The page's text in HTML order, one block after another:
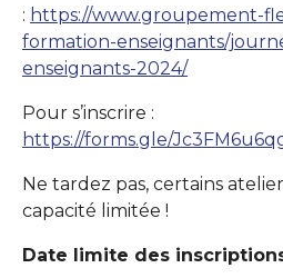
: https://www.groupement-
formation-enseignants/
enseignants-2024/
Pour s’inscrire :
https://forms.gle/
Ne tardez pas, certains
capacité limitée !
Date limite des